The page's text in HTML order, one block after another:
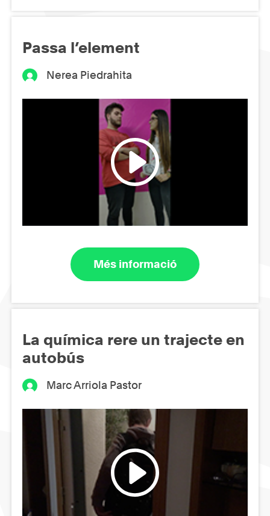
Passa l’element
Nerea Piedrahita
Més informació
La química rere un trajecte en
autobús
Marc Arriola Pastor